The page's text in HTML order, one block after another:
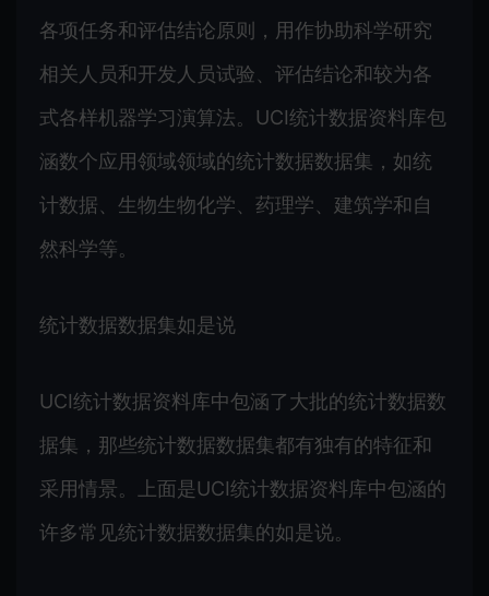
各项任务和评估结论原则，用作协助科学研究
相关人员和开发人员试验、评估结论和较为各
式各样机器学习演算法。UCI统计数据资料库包
涵数个应用领域领域的统计数据数据集，如统
计数据、生物生物化学、药理学、建筑学和自
然科学等。
统计数据数据集如是说
UCI统计数据资料库中包涵了大批的统计数据数
据集，那些统计数据数据集都有独有的特征和
采用情景。上面是UCI统计数据资料库中包涵的
许多常见统计数据数据集的如是说。